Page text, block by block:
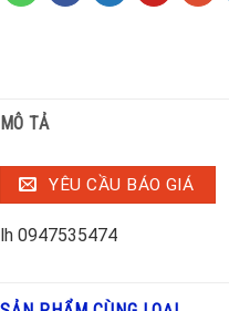
MÔ TẢ
YÊU CẦU BÁO GIÁ
lh 0947535474